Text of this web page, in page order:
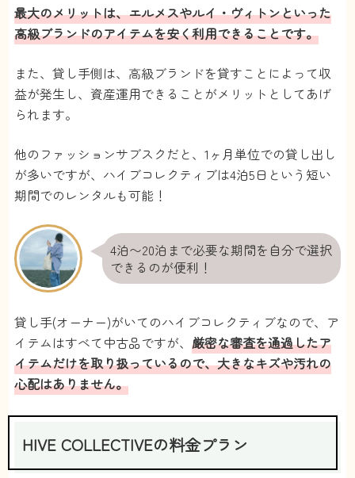
最大のメリットは、エルメスやルイ・ヴィトンといった
高級ブランドのアイテムを安く利用できることです。
また、貸し手側は、高級ブランドを貸すことによって収
益が発生し、資産運用できることがメリットとしてあげ
られます。
他のファッションサブスクだと、1ヶ月単位での貸し出し
が多いですが、ハイブコレクティブは4泊5日という短い
期間でのレンタルも可能！
4泊〜20泊まで必要な期間を自分で選択
できるのが便利！
貸し手(オーナー)がいてのハイブコレクティブなので、ア
イテムはすべて中古品ですが、厳密な審査を通過したア
イテムだけを取り扱っているので、大きなキズや汚れの
心配はありません。
HIVE COLLECTIVEの料金プラン